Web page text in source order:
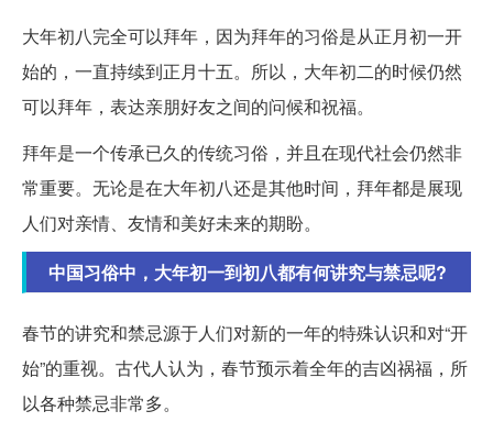
大年初八完全可以拜年，因为拜年的习俗是从正月初一开
始的，一直持续到正月十五。所以，大年初二的时候仍然
可以拜年，表达亲朋好友之间的问候和祝福。
拜年是一个传承已久的传统习俗，并且在现代社会仍然非
常重要。无论是在大年初八还是其他时间，拜年都是展现
人们对亲情、友情和美好未来的期盼。
中国习俗中，大年初一到初八都有何讲究与禁忌呢?
春节的讲究和禁忌源于人们对新的一年的特殊认识和对“开
始”的重视。古代人认为，春节预示着全年的吉凶祸福，所
以各种禁忌非常多。